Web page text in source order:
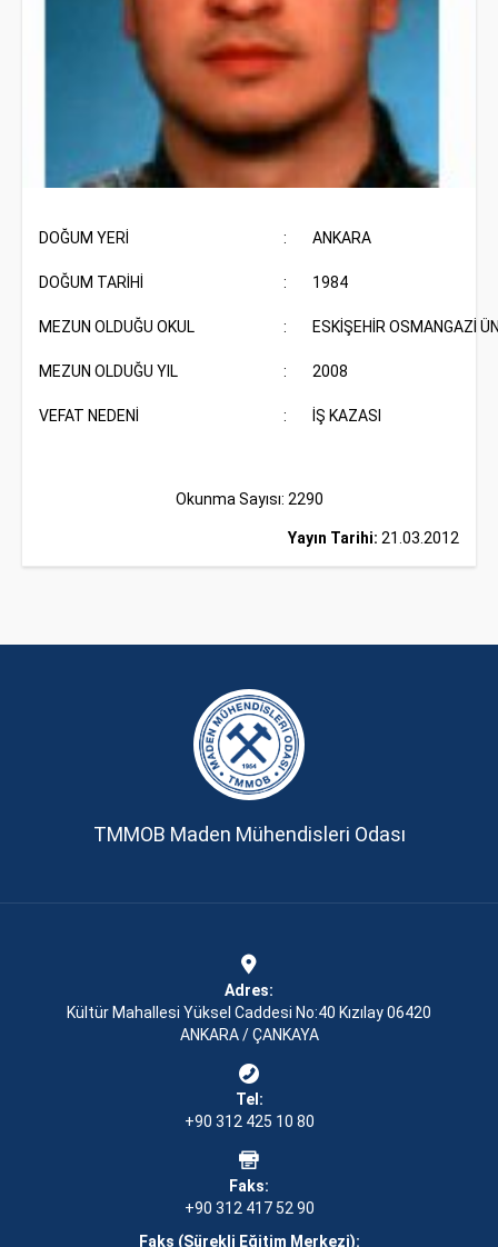
DOĞUM YERİ : ANKARA
DOĞUM TARİHİ : 1984
MEZUN OLDUĞU OKUL : ESKİŞEHİR OSMANGAZİ
MEZUN OLDUĞU YIL : 2008
VEFAT NEDENİ : İŞ KAZASI
Okunma Sayısı: 2290
Yayın Tarihi: 21.03.2012
TMMOB Maden Mühendisleri Odası
Adres:
Kültür Mahallesi Yüksel Caddesi No:40 Kızılay 06420
ANKARA / ÇANKAYA
Tel:
+90 312 425 10 80
Faks:
+90 312 417 52 90
Faks (Sürekli Eğitim Merkezi):